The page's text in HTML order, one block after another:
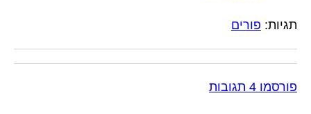
תגיות: פורים
פורסמו 4 תגובות